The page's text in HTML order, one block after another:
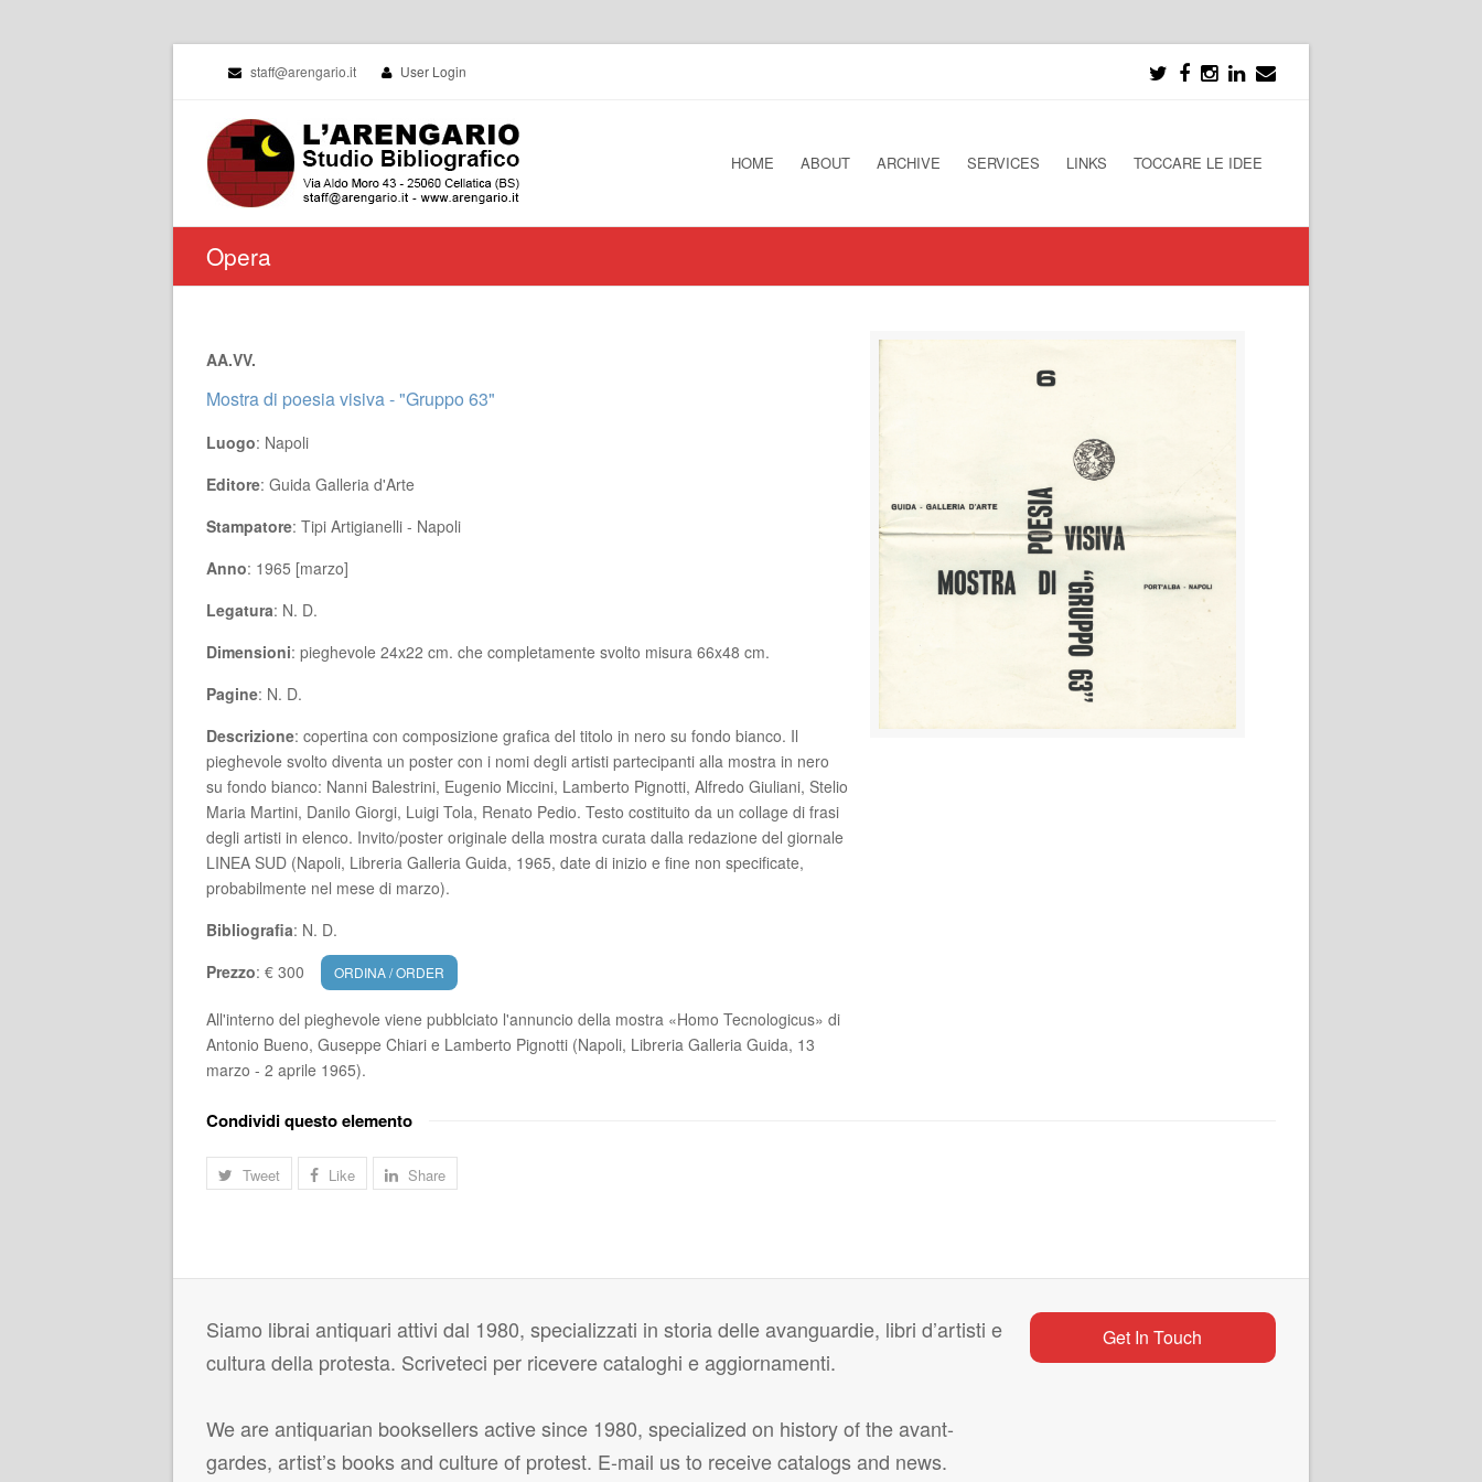
staff@arengario.it User Login
HOME ABOUT ARCHIVE SERVICES LINKS TOCCARE LE IDEE
Opera
AA.VV.
Mostra di poesia visiva - "Gruppo 63"
Luogo: Napoli
Editore: Guida Galleria d'Arte
Stampatore: Tipi Artigianelli - Napoli
Anno: 1965 [marzo]
Legatura: N. D.
Dimensioni: pieghevole 24x22 cm. che completamente svolto misura 66x48 cm.
Pagine: N. D.
Descrizione: copertina con composizione grafica del titolo in nero su fondo bianco. Il
pieghevole svolto diventa un poster con i nomi degli artisti partecipanti alla mostra in nero
su fondo bianco: Nanni Balestrini, Eugenio Miccini, Lamberto Pignotti, Alfredo Giuliani, Stelio
Maria Martini, Danilo Giorgi, Luigi Tola, Renato Pedio. Testo costituito da un collage di frasi
degli artisti in elenco. Invito/poster originale della mostra curata dalla redazione del giornale
LINEA SUD (Napoli, Libreria Galleria Guida, 1965, date di inizio e fine non specificate,
probabilmente nel mese di marzo).
Bibliografia: N. D.
Prezzo: € 300 ORDINA / ORDER
All'interno del pieghevole viene pubblciato l'annuncio della mostra «Homo Tecnologicus» di
Antonio Bueno, Guseppe Chiari e Lamberto Pignotti (Napoli, Libreria Galleria Guida, 13
marzo - 2 aprile 1965).
Condividi questo elemento
Tweet Like Share
Siamo librai antiquari attivi dal 1980, specializzati in storia delle avanguardie, libri d’artisti e
cultura della protesta. Scriveteci per ricevere cataloghi e aggiornamenti.
We are antiquarian booksellers active since 1980, specialized on history of the avant-
gardes, artist’s books and culture of protest. E-mail us to receive catalogs and news.
Get In Touch